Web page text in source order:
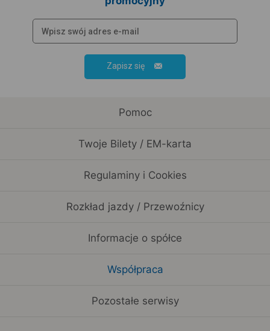
Zapisz się
Pomoc
Twoje Bilety / EM-karta
Regulaminy i Cookies
Rozkład jazdy / Przewoźnicy
Informacje o spółce
Współpraca
Pozostałe serwisy